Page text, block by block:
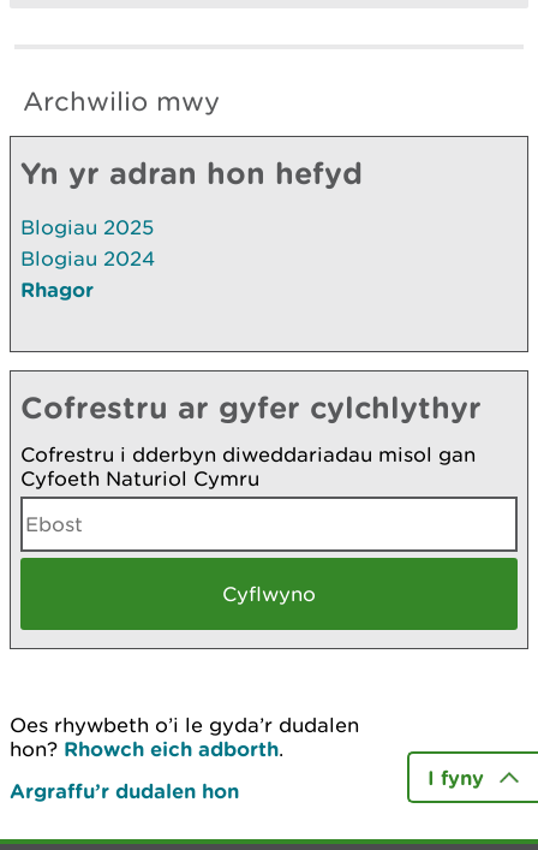
Archwilio mwy
Yn yr adran hon hefyd
Blogiau 2025
Blogiau 2024
Rhagor
Cofrestru ar gyfer cylchlythyr
Cofrestru i dderbyn diweddariadau misol gan
Cyfoeth Naturiol Cymru
Oes rhywbeth o’i le gyda’r dudalen
hon? Rhowch eich adborth.
Argraffu’r dudalen hon
I fyny